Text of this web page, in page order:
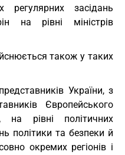
засідань
на рівні міністрів
також у таких
України, з
Європейського
рівні політичних
політики та безпеки й
окремих регіонів і